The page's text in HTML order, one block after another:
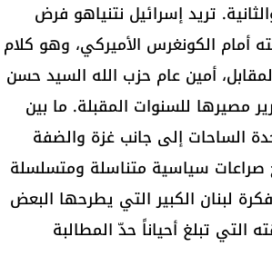
تريد إسرائيل نتنياهو فرض
أمام الكونغرس الأميركي، وهو كلام
أمين عام حزب الله السيد حسن
مصيرها للسنوات المقبلة. ما بين
الساحات إلى جانب غزة والضفة
صراعات سياسية متناسلة ومتسلسلة
لبنان الكبير التي يطرحها البعض
تبلغ أحياناً حدّ المطالبة